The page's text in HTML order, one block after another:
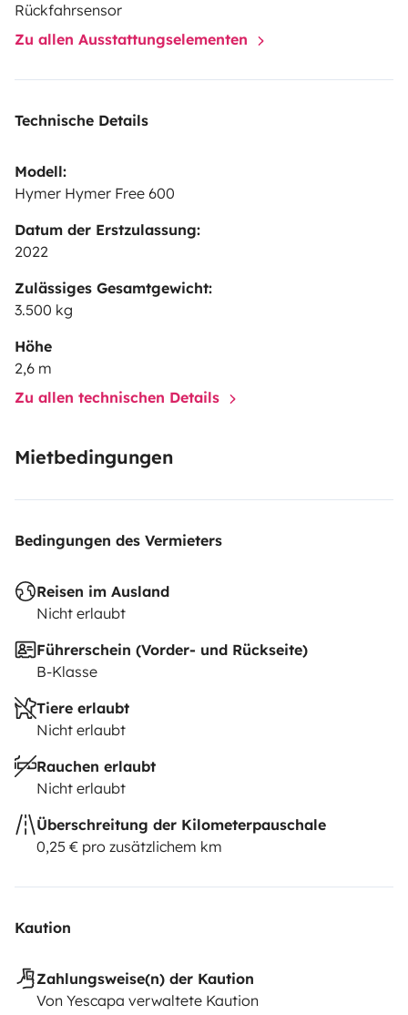
sera ravis de vous aider à préparer votre aventure. 😊
bientôt !Alexandre
Rückfahrsensor
Zu allen Ausstattungselementen
Technische Details
Modell:
Hymer Hymer Free 600
Datum der Erstzulassung:
2022
Zulässiges Gesamtgewicht:
3.500 kg
Höhe
2,6 m
Zu allen technischen Details
Mietbedingungen
Bedingungen des Vermieters
Reisen im Ausland
Nicht erlaubt
Führerschein (Vorder- und Rückseite)
B-Klasse
Tiere erlaubt
Nicht erlaubt
Rauchen erlaubt
Nicht erlaubt
Überschreitung der Kilometerpauschale
0,25 € pro zusätzlichem km
Kaution
Zahlungsweise(n) der Kaution
Von Yescapa verwaltete Kaution